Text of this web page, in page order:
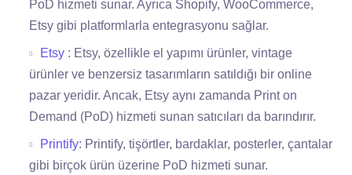
PoD hizmeti sunar. Ayrıca Shopify, WooCommerce,
Etsy gibi platformlarla entegrasyonu sağlar.
Etsy : Etsy, özellikle el yapımı ürünler, vintage
ürünler ve benzersiz tasarımların satıldığı bir online
pazar yeridir. Ancak, Etsy aynı zamanda Print on
Demand (PoD) hizmeti sunan satıcıları da barındırır.
Printify: Printify, tişörtler, bardaklar, posterler, çantalar
gibi birçok ürün üzerine PoD hizmeti sunar.